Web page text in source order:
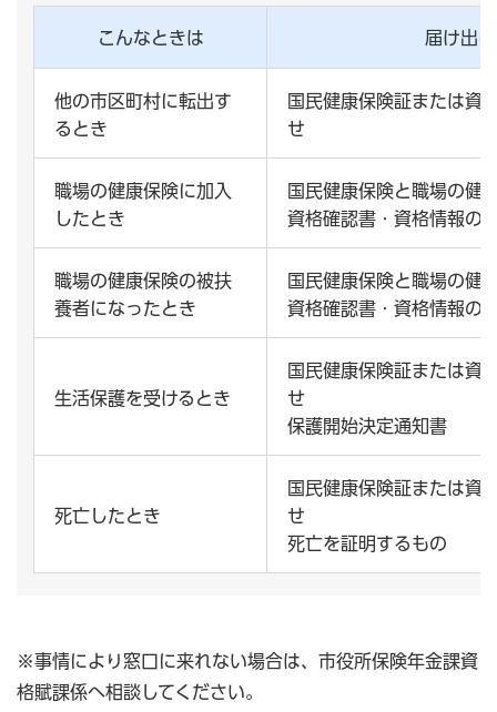
こんなときは 届け出
他の市区町村に転出す
るとき
国民健康保険証または資
せ
職場の健康保険に加入
したとき
国民健康保険と職場の健
資格確認書・資格情報の
職場の健康保険の被扶
養者になったとき
国民健康保険と職場の健
資格確認書・資格情報の
生活保護を受けるとき
国民健康保険証または資
せ
保護開始決定通知書
死亡したとき
国民健康保険証または資
せ
死亡を証明するもの
※事情により窓口に来れない場合は、市役所保険年金課資
格賦課係へ相談してください。